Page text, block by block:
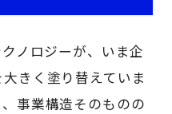
ノロジーが、いま企
きく塗り替えていま
事業構造そのものの